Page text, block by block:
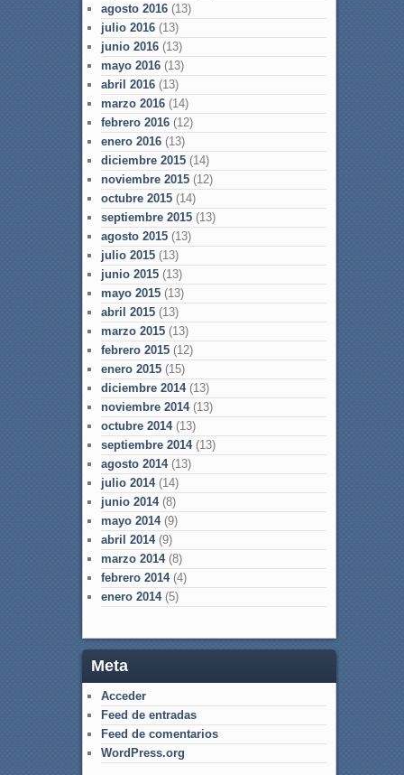
agosto 2016(13)
julio 2016(13)
junio 2016(13)
mayo 2016(13)
abril 2016(13)
marzo 2016(14)
febrero 2016(12)
enero 2016(13)
diciembre 2015(14)
noviembre 2015(12)
octubre 2015(14)
septiembre 2015(13)
agosto 2015(13)
julio 2015(13)
junio 2015(13)
mayo 2015(13)
abril 2015(13)
marzo 2015(13)
febrero 2015(12)
enero 2015(15)
diciembre 2014(13)
noviembre 2014(13)
octubre 2014(13)
septiembre 2014(13)
agosto 2014(13)
julio 2014(14)
junio 2014(8)
mayo 2014(9)
abril 2014(9)
marzo 2014(8)
febrero 2014(4)
enero 2014(5)
Meta
Acceder
Feed de entradas
Feed de comentarios
WordPress.org